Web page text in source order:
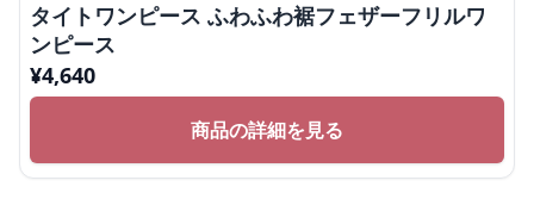
タイトワンピース ふわふわ裾フェザーフリルワ
ンピース
¥4,640
商品の詳細を見る